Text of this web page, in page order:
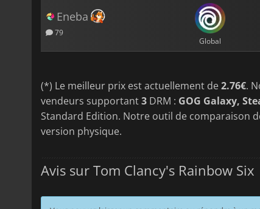
Eneba
79
Global
(*) Le meilleur prix est actuellement de2.76€.
vendeurs supportant3 DRM : GOG Galaxy,
Standard Edition. Notre outil de comparaison
version physique.
Avis sur Tom Clancy's Rainbow Six